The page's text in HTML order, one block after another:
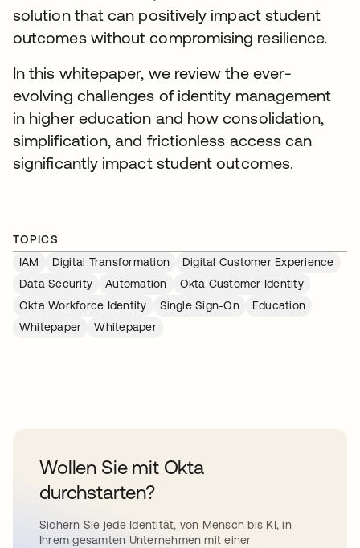
solution that can positively impact student
outcomes without compromising resilience.
In this whitepaper, we review the ever-
evolving challenges of identity management
in higher education and how consolidation,
simplification, and frictionless access can
significantly impact student outcomes.
TOPICS
IAM
Digital Transformation
Digital Customer Experience
Data Security
Automation
Okta Customer Identity
Okta Workforce Identity
Single Sign-On
Education
Whitepaper
Whitepaper
Wollen Sie mit Okta
durchstarten?
Sichern Sie jede Identität, von Mensch bis KI, in
Ihrem gesamten Unternehmen mit einer